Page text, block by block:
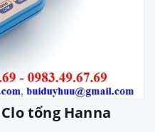
tổng Hanna